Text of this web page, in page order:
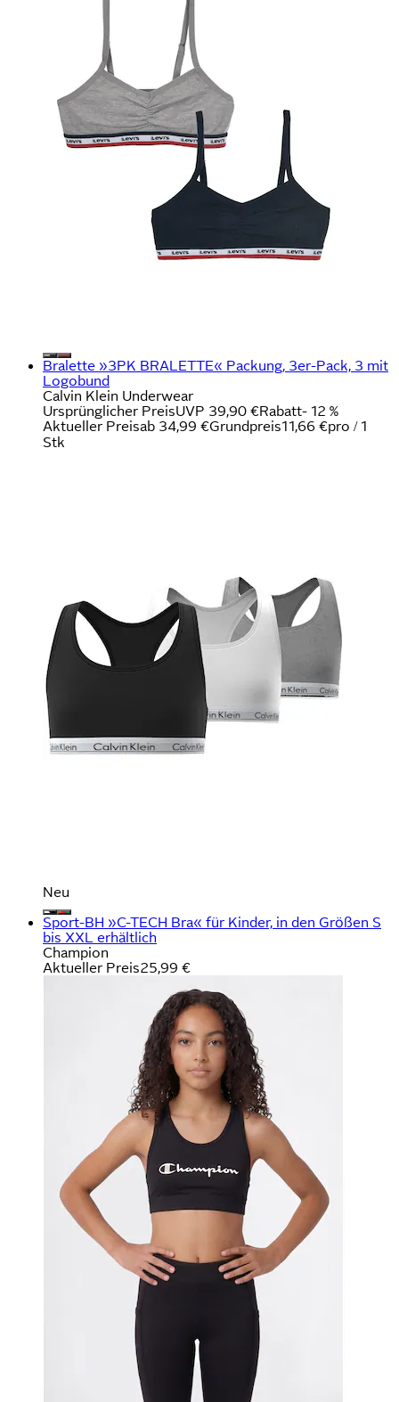
Bralette »3PK BRALETTE« Packung, 3er-Pack, 3 mit
Logobund
Calvin Klein Underwear
Ursprünglicher PreisUVP 39,90 €Rabatt- 12 %
Aktueller Preisab 34,99 €Grundpreis11,66 €pro / 1
Stk
Neu
Sport-BH »C-TECH Bra« für Kinder, in den Größen S
bis XXL erhältlich
Champion
Aktueller Preis25,99 €